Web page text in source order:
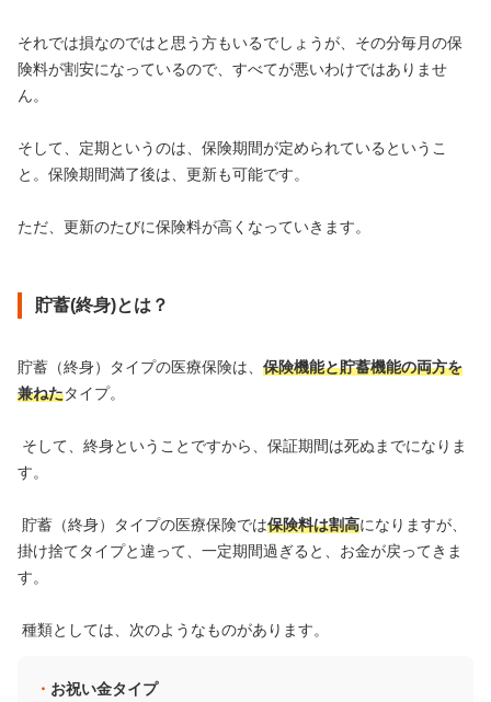
それでは損なのではと思う方もいるでしょうが、その分毎月の保
険料が割安になっているので、すべてが悪いわけではありませ
ん。
そして、定期というのは、保険期間が定められているというこ
と。保険期間満了後は、更新も可能です。
ただ、更新のたびに保険料が高くなっていきます。
貯蓄(終身)とは？
貯蓄（終身）タイプの医療保険は、 保険機能と貯蓄機能の両方を
兼ねたタイプ。
そして、終身ということですから、保証期間は死ぬまでになりま
す。
貯蓄（終身）タイプの医療保険では保険料は割高になりますが、
掛け捨てタイプと違って、一定期間過ぎると、お金が戻ってきま
す。
種類としては、次のようなものがあります。
お祝い金タイプ